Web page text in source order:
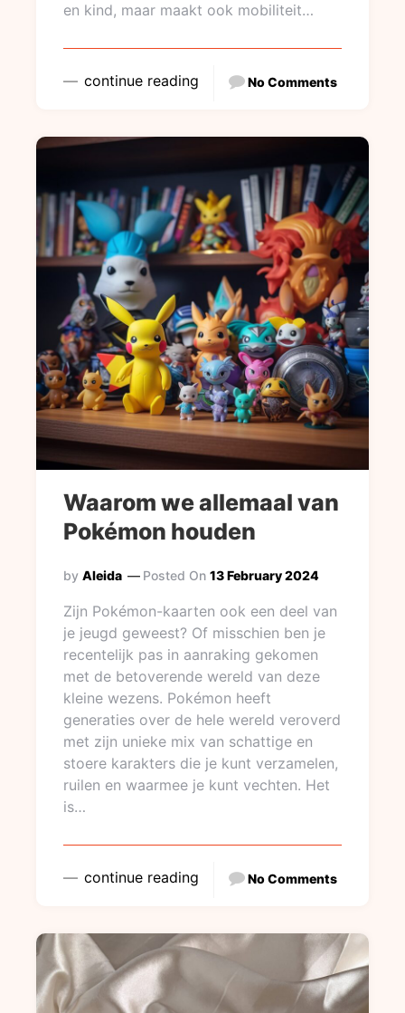
en kind, maar maakt ook mobiliteit…
continue reading No Comments
Waarom we allemaal van
Pokémon houden
by Aleida Posted On 13 February 2024
Zijn Pokémon-kaarten ook een deel van
je jeugd geweest? Of misschien ben je
recentelijk pas in aanraking gekomen
met de betoverende wereld van deze
kleine wezens. Pokémon heeft
generaties over de hele wereld veroverd
met zijn unieke mix van schattige en
stoere karakters die je kunt verzamelen,
ruilen en waarmee je kunt vechten. Het
is…
continue reading No Comments